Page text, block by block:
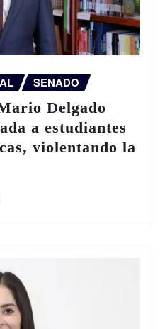
SENADO
Delgado
a estudiantes
violentando la